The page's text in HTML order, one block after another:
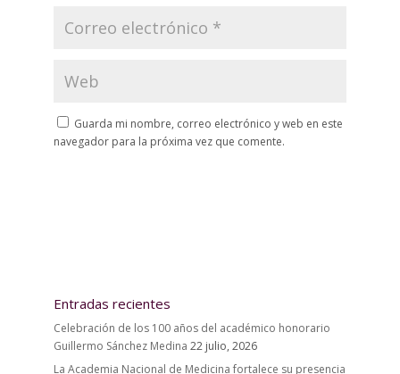
Guarda mi nombre, correo electrónico y web en este
navegador para la próxima vez que comente.
Entradas recientes
Celebración de los 100 años del académico honorario
Guillermo Sánchez Medina 22 julio, 2026
La Academia Nacional de Medicina fortalece su presencia